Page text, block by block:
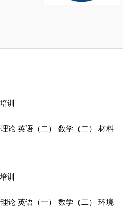
培训
论 英语（二） 数学（二） 材料
培训
论 英语（一） 数学（二） 环境